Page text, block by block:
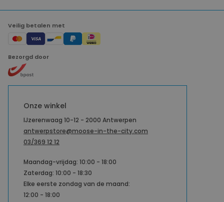
Veilig betalen met
Bezorgd door
Onze winkel
IJzerenwaag 10-12 - 2000 Antwerpen
antwerpstore@moose-in-the-city.com
03/369 12 12
Maandag-vrijdag: 10:00 - 18:00
Zaterdag: 10:00 - 18:30
Elke eerste zondag van de maand:
12:00 - 18:00